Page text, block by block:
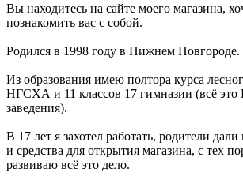
Вы находитесь на сайте моего магазина,
познакомить вас с собой.
Родился в 1998 году в Нижнем Новгороде.
Из образования имею полтора курса
НГСХА и 11 классов 17 гимназии (всё это
заведения).
В 17 лет я захотел работать, родители
и средства для открытия магазина, с тех
развиваю всё это дело.